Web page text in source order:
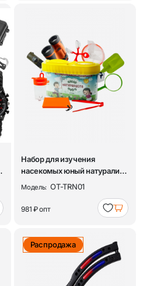
Набор для изучения
насекомых юный натуралист
Орбита OT-TRN01
Модель: OT-TRN01
981 ₽опт
Распродажа